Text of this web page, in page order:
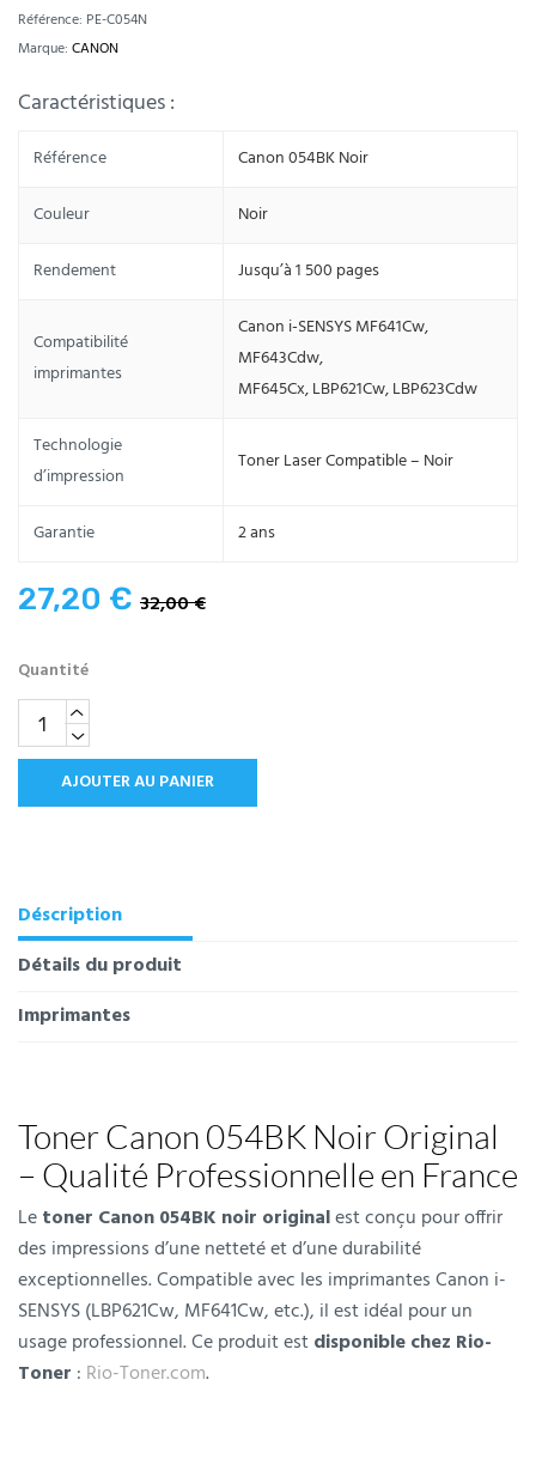
Référence: PE-C054N
Marque: CANON
Caractéristiques :
Référence Canon 054BK Noir
Couleur Noir
Rendement Jusqu’à 1 500 pages
Compatibilité
imprimantes
Canon i-SENSYS MF641Cw,
MF643Cdw,
MF645Cx, LBP621Cw, LBP623Cdw
Technologie
d’impression
Toner Laser Compatible – Noir
Garantie 2 ans
27,20 € 32,00 €
Quantité
AJOUTER AU PANIER
Déscription
Détails du produit
Imprimantes
Toner Canon 054BK Noir Original
– Qualité Professionnelle en France
Letoner Canon 054BK noir originalest conçu pour offrir
des impressions d’une netteté et d’une durabilité
exceptionnelles. Compatible avec les imprimantes Canon i-
SENSYS (LBP621Cw, MF641Cw, etc.), il est idéal pour un
usage professionnel. Ce produit estdisponible chez Rio-
Toner : Rio-Toner.com.